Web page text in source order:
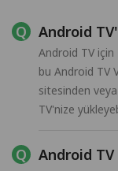
Android
Android TV
bu Android TV
sitesinden
TV'nize
Android TV